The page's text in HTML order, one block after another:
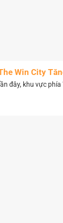
Win City
đây, khu vực